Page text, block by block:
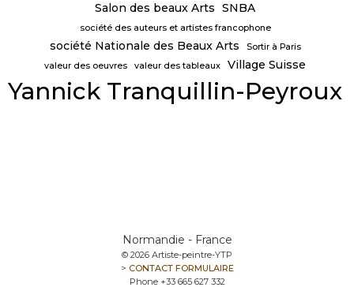
Salon des beaux Arts SNBA
société des auteurs et artistes francophone
société Nationale des Beaux Arts
Sortir à Paris
valeur des oeuvres
valeur des tableaux Village Suisse
Yannick Tranquillin-Peyroux
Normandie - France
© 2026 Artiste-peintre-YTP
> CONTACT FORMULAIRE
Phone +33 665 627 332